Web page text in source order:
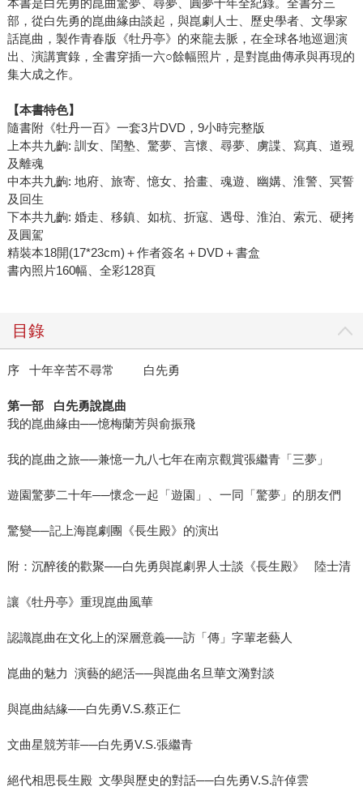
本書是白先勇的崑曲驚夢、尋夢、圓夢十年全紀錄。全書分三
部，從白先勇的崑曲緣由談起，與崑劇人士、歷史學者、文學家
話崑曲，製作青春版《牡丹亭》的來龍去脈，在全球各地巡迴演
出、演講實錄，全書穿插一六○餘幅照片，是對崑曲傳承與再現的
集大成之作。
【本書特色】
隨書附《牡丹一百》一套3片DVD，9小時完整版
上本共九齣: 訓女、閨塾、驚夢、言懷、尋夢、虜諜、寫真、道覡
及離魂
中本共九齣: 地府、旅寄、憶女、拾畫、魂遊、幽媾、淮警、冥誓
及回生
下本共九齣: 婚走、移鎮、如杭、折寇、遇母、淮泊、索元、硬拷
及圓駕
精裝本18開(17*23cm)＋作者簽名＋DVD＋書盒
書內照片160幅、全彩128頁
目錄
序 十年辛苦不尋常 白先勇
第一部 白先勇說崑曲
我的崑曲緣由──憶梅蘭芳與俞振飛
我的崑曲之旅──兼憶一九八七年在南京觀賞張繼青「三夢」
遊園驚夢二十年──懷念一起「遊園」、一同「驚夢」的朋友們
驚變──記上海崑劇團《長生殿》的演出
附：沉醉後的歡聚──白先勇與崑劇界人士談《長生殿》 陸士清
讓《牡丹亭》重現崑曲風華
認識崑曲在文化上的深層意義──訪「傳」字輩老藝人
崑曲的魅力 演藝的絕活──與崑曲名旦華文漪對談
與崑曲結緣──白先勇V.S.蔡正仁
文曲星競芳菲──白先勇V.S.張繼青
絕代相思長生殿 文學與歷史的對話──白先勇V.S.許倬雲